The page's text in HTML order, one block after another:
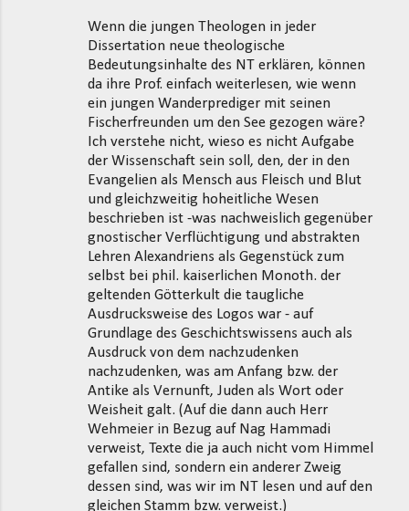
Wenn die jungen Theologen in jeder
Dissertation neue theologische
Bedeutungsinhalte des NT erklären, können
da ihre Prof. einfach weiterlesen, wie wenn
ein jungen Wanderprediger mit seinen
Fischerfreunden um den See gezogen wäre?
Ich verstehe nicht, wieso es nicht Aufgabe
der Wissenschaft sein soll, den, der in den
Evangelien als Mensch aus Fleisch und Blut
und gleichzweitig hoheitliche Wesen
beschrieben ist -was nachweislich gegenüber
gnostischer Verflüchtigung und abstrakten
Lehren Alexandriens als Gegenstück zum
selbst bei phil. kaiserlichen Monoth. der
geltenden Götterkult die taugliche
Ausdrucksweise des Logos war - auf
Grundlage des Geschichtswissens auch als
Ausdruck von dem nachzudenken
nachzudenken, was am Anfang bzw. der
Antike als Vernunft, Juden als Wort oder
Weisheit galt. (Auf die dann auch Herr
Wehmeier in Bezug auf Nag Hammadi
verweist, Texte die ja auch nicht vom Himmel
gefallen sind, sondern ein anderer Zweig
dessen sind, was wir im NT lesen und auf den
gleichen Stamm bzw. verweist.)